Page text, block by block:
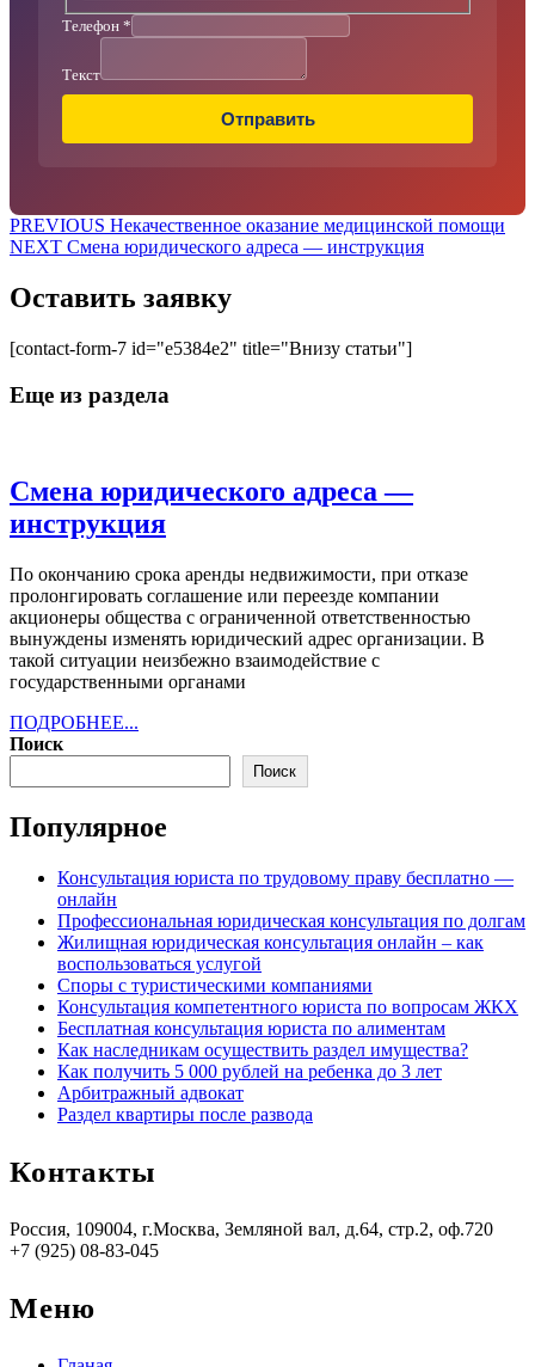
Телефон *
Текст
Название
Текст
Отправить
Навигация
по
записям
PREVIOUS Предыдущая
запись:
Некачественное оказание медицинской помощи
NEXT Следующая
Cмена юридического адреса — инструкция
Оставить заявку
[contact-form-7 id="e5384e2" title="Внизу статьи"]
Еще из раздела
Cмена юридического адреса —
инструкцияCмена
адреса
—
инструкция
По окончанию срока аренды недвижимости, при отказе
пролонгировать соглашение или переезде компании
акционеры общества с ограниченной ответственностью
вынуждены изменять юридический адрес организации. В
такой ситуации неизбежно взаимодействие с
государственными органами
ПОДРОБНЕЕ...
Поиск
Поиск
Популярное
Консультация юриста по трудовому праву бесплатно —
онлайн
Профессиональная юридическая консультация по долгам
Жилищная юридическая консультация онлайн ‒ как
воспользоваться услугой
Споры с туристическими компаниями
Консультация компетентного юриста по вопросам ЖКХ
Бесплатная консультация юриста по алиментам
Как наследникам осуществить раздел имущества?
Как получить 5 000 рублей на ребенка до 3 лет
Арбитражный адвокат
Раздел квартиры после развода
Контакты
Россия, 109004, г.Москва, Земляной вал, д.64, стр.2, оф.720
+7 (925) 08-83-045
Меню